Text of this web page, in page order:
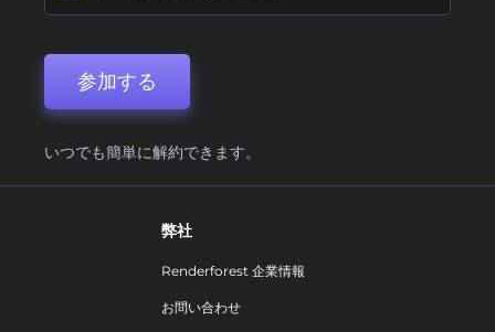
参加する
いつでも簡単に解約できます。
弊社
Renderforest 企業情報
お問い合わせ